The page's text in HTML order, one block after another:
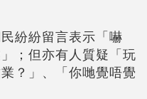
紛紛留言表示「嚇
；但亦有人質疑「玩
？」、「你哋覺唔覺